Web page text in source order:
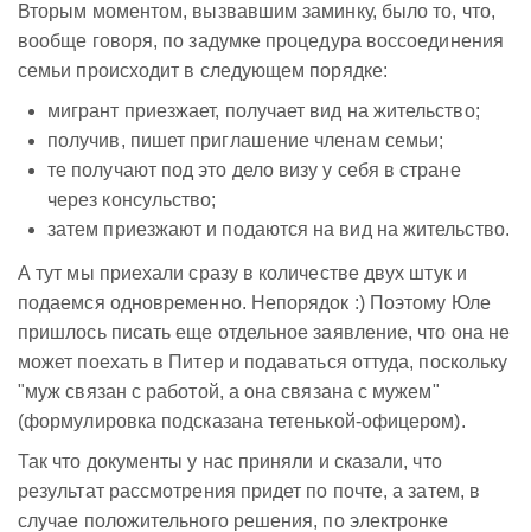
Вторым моментом, вызвавшим заминку, было то, что,
вообще говоря, по задумке процедура воссоединения
семьи происходит в следующем порядке:
мигрант приезжает, получает вид на жительство;
получив, пишет приглашение членам семьи;
те получают под это дело визу у себя в стране
через консульство;
затем приезжают и подаются на вид на жительство.
А тут мы приехали сразу в количестве двух штук и
подаемся одновременно. Непорядок :) Поэтому Юле
пришлось писать еще отдельное заявление, что она не
может поехать в Питер и подаваться оттуда, поскольку
"муж связан с работой, а она связана с мужем"
(формулировка подсказана тетенькой-офицером).
Так что документы у нас приняли и сказали, что
результат рассмотрения придет по почте, а затем, в
случае положительного решения, по электронке